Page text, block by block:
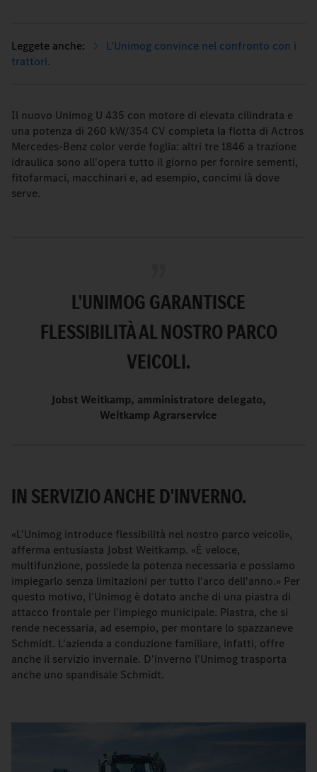
L'Unimog convince nel confronto con i
trattori.
Il nuovo Unimog U 435 con motore di elevata cilindrata e
una potenza di 260 kW/354 CV completa la flotta di Actros
Mercedes-Benz color verde foglia: altri tre 1846 a trazione
idraulica sono all'opera tutto il giorno per fornire sementi,
fitofarmaci, macchinari e, ad esempio, concimi là dove
serve.
L'UNIMOG GARANTISCE
FLESSIBILITÀ AL NOSTRO PARCO
VEICOLI.
Jobst Weitkamp, amministratore delegato,
Weitkamp Agrarservice
IN SERVIZIO ANCHE D'INVERNO.
«L'Unimog introduce flessibilità nel nostro parco veicoli»,
afferma entusiasta Jobst Weitkamp. «È veloce,
multifunzione, possiede la potenza necessaria e possiamo
impiegarlo senza limitazioni per tutto l'arco dell'anno.» Per
questo motivo, l'Unimog è dotato anche di una piastra di
attacco frontale per l'impiego municipale. Piastra, che si
rende necessaria, ad esempio, per montare lo spazzaneve
Schmidt. L'azienda a conduzione familiare, infatti, offre
anche il servizio invernale. D'inverno l'Unimog trasporta
anche uno spandisale Schmidt.